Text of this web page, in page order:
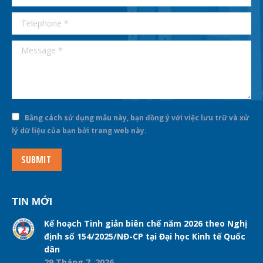
Telephone *
Message *
Bằng cách sử dụng mẫu này, bạn đồng ý với việc lưu trữ và xử
lý dữ liệu của bạn bởi trang web này.
SUBMIT
TIN MỚI
Kế hoạch Tinh giản biên chế năm 2026 theo Nghị
định số 154/2025/NĐ-CP tại Đại học Kinh tế Quốc
dân